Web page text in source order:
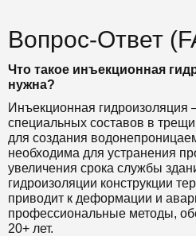
Вопрос-Ответ
Что такое инъекционная
нужна?
Инъекционная гидроизоляция
специальных составов в
для создания
необходима для устранения
увеличения срока службы
гидроизоляции конструкции
приводит к деформации и
профессиональные методы,
20+ лет.